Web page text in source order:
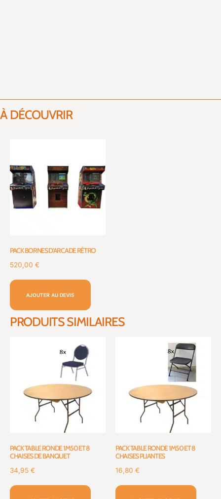
À DÉCOUVRIR
PACK BORNES D’ARCADE RÉTRO
520,00 €
AJOUTER AU DEVIS
PRODUITS SIMILAIRES
PACK TABLE RONDE 1M50 ET 8
CHAISES DE BANQUET
34,95 €
PACK TABLE RONDE 1M50 ET 8
CHAISES PLIANTES
16,80 €